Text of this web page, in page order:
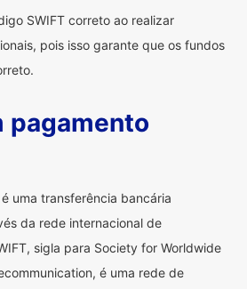
SWIFT correto ao realizar
pois isso garante que os fundos
pagamento
uma transferência bancária
da rede internacional de
sigla para Society for Worldwide
é uma rede de